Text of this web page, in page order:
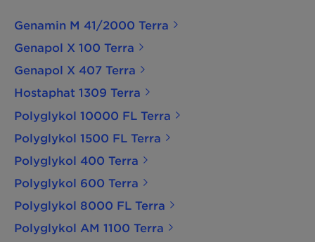
Genamin M 41/2000 Terra
Genapol X 100 Terra
Genapol X 407 Terra
Hostaphat 1309 Terra
Polyglykol 10000 FL Terra
Polyglykol 1500 FL Terra
Polyglykol 400 Terra
Polyglykol 600 Terra
Polyglykol 8000 FL Terra
Polyglykol AM 1100 Terra